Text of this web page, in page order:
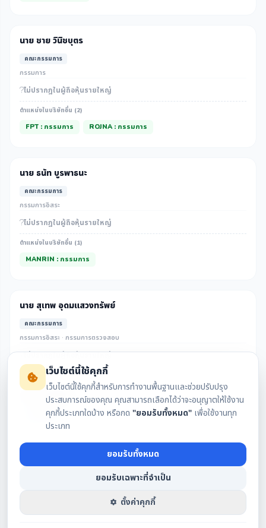
นาย ชาย วินิชบุตร
คณะกรรมการ
กรรมการ
ไม่ปรากฎในผู้ถือหุ้นรายใหญ่
ตำแหน่งในบริษัทอื่น (2)
FPT : กรรมการ ROJNA : กรรมการ
นาย ธนัท บูรพาธนะ
คณะกรรมการ
กรรมการอิสระ
ไม่ปรากฎในผู้ถือหุ้นรายใหญ่
ตำแหน่งในบริษัทอื่น (1)
MANRIN : กรรมการ
นาย สุเทพ อุดมแสวงทรัพย์
คณะกรรมการ
กรรมการอิสระ · กรรมการตรวจสอบ
ไม่ปรากฎในผู้ถือหุ้นรายใหญ่
นาย เสรี ตู้จินดา
คณะกรรมการ
กรรมการอิสระ · ประธานกรรมการตรวจสอบ
ไม่ปรากฎในผู้ถือหุ้นรายใหญ่
กรรมการอิสระ · กรรมการตรวจสอบ
เว็บไซต์นี้ใช้คุกกี้
เว็บไซต์นี้ใช้คุกกี้สำหรับการทำงานพื้นฐานและช่วยปรับปรุง
ประสบการณ์ของคุณ คุณสามารถเลือกได้ว่าจะอนุญาตให้ใช้งาน
คุกกี้ประเภทใดบ้าง หรือกด "ยอมรับทั้งหมด" เพื่อใช้งานทุก
ประเภท
ยอมรับทั้งหมด
ยอมรับเฉพาะที่จำเป็น
ตั้งค่าคุกกี้